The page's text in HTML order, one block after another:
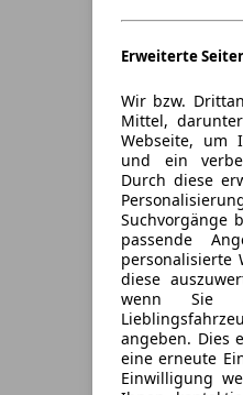
Erweiterte
Wir bzw.
Mittel,
Webseite, um
und ein
Durch diese
Suchvorgänge
passende
personalisierte
diese
wenn Sie
angeben. Dies
eine erneute
Einwilligung